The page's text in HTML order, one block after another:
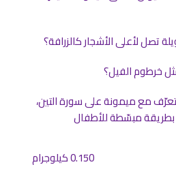
تصل لأعلى الأشجار كالزرافة؟
خرطوم الفيل؟
مع ميمونة على سورة التين،
مبسّطة للأطفال
0.150 كيلوجرام